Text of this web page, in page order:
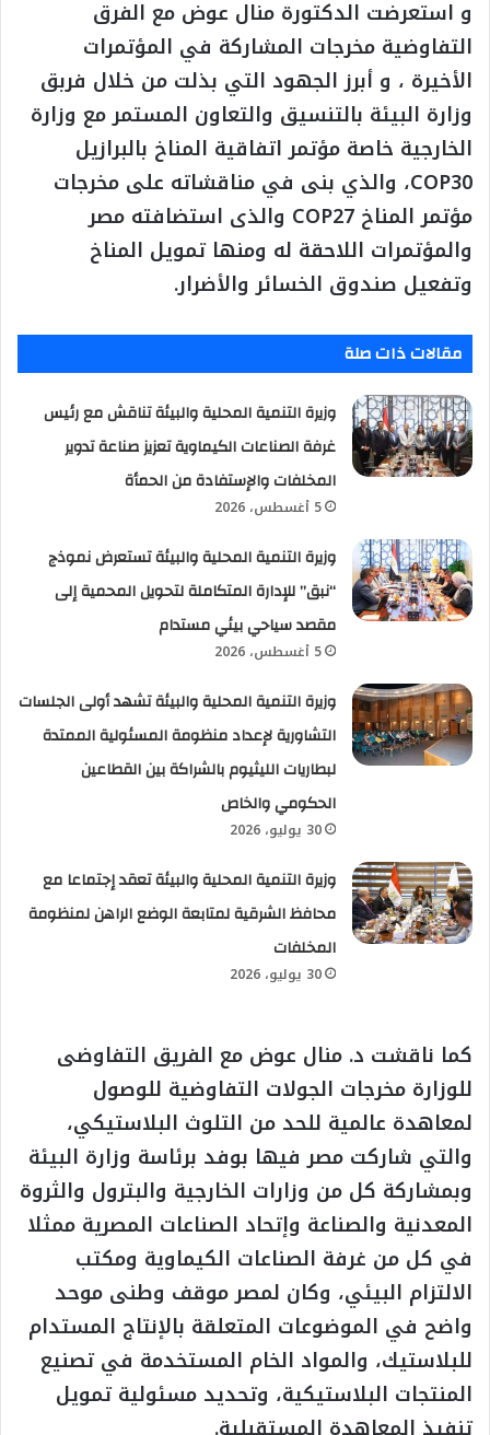
و استعرضت الدكتورة منال عوض مع الفرق
التفاوضية مخرجات المشاركة في المؤتمرات
الأخيرة ، و أبرز الجهود التي بذلت من خلال فربق
وزارة البيئة بالتنسيق والتعاون المستمر مع وزارة
الخارجية خاصة مؤتمر اتفاقية المناخ بالبرازيل
COP30، والذي بنى في مناقشاته على مخرجات
مؤتمر المناخ COP27 والذى استضافته مصر
والمؤتمرات اللاحقة له ومنها تمويل المناخ
وتفعيل صندوق الخسائر والأضرار.
مقالات ذات صلة
وزيرة التنمية المحلية والبيئة تناقش مع رئيس
غرفة الصناعات الكيماوية تعزيز صناعة تدوير
المخلفات والإستفادة من الحمأة
5 أغسطس، 2026
وزيرة التنمية المحلية والبيئة تستعرض نموذج
“نبق” للإدارة المتكاملة لتحويل المحمية إلى
مقصد سياحي بيئي مستدام
5 أغسطس، 2026
وزيرة التنمية المحلية والبيئة تشهد أولى الجلسات
التشاورية لإعداد منظومة المسئولية الممتدة
لبطاريات الليثيوم بالشراكة بين القطاعين
الحكومي والخاص
30 يوليو، 2026
وزيرة التنمية المحلية والبيئة تعقد إجتماعا مع
محافظ الشرقية لمتابعة الوضع الراهن لمنظومة
المخلفات
30 يوليو، 2026
كما ناقشت د. منال عوض مع الفريق التفاوضى
للوزارة مخرجات الجولات التفاوضية للوصول
لمعاهدة عالمية للحد من التلوث البلاستيكي،
والتي شاركت مصر فيها بوفد برئاسة وزارة البيئة
وبمشاركة كل من وزارات الخارجية والبترول والثروة
المعدنية والصناعة وإتحاد الصناعات المصرية ممثلا
في كل من غرفة الصناعات الكيماوية ومكتب
الالتزام البيئي، وكان لمصر موقف وطنى موحد
واضح في الموضوعات المتعلقة بالإنتاج المستدام
للبلاستيك، والمواد الخام المستخدمة في تصنيع
المنتجات البلاستيكية، وتحديد مسئولية تمويل